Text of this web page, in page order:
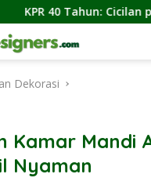
Cicilan per Bulan,
Dekorasi
Kamar Mandi
Nyaman